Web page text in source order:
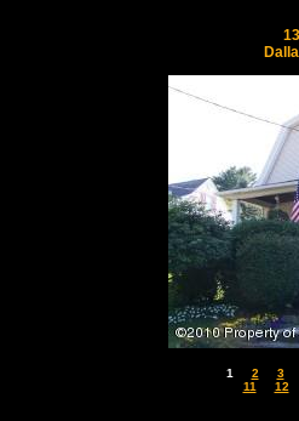
1 2
3
11
12